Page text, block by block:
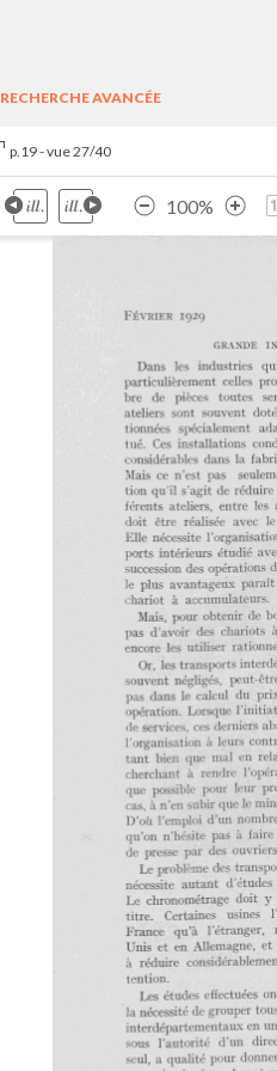
RECHERCHE AVANCÉE
p.19 - vue 27/40
100%